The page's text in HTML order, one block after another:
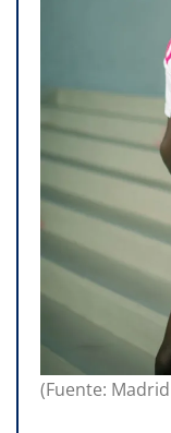
(Fuente: Madrid